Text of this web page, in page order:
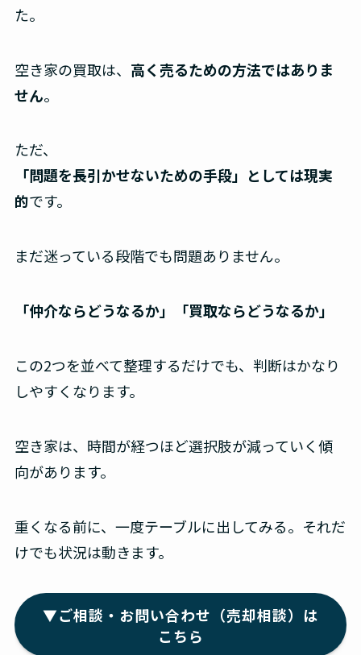
た。
空き家の買取は、 高く売るための方法ではありま
せん。
ただ、
「問題を長引かせないための手段」としては現実
的です。
まだ迷っている段階でも問題ありません。
「仲介ならどうなるか」「買取ならどうなるか」
この2つを並べて整理するだけでも、判断はかなり
しやすくなります。
空き家は、時間が経つほど選択肢が減っていく傾
向があります。
重くなる前に、一度テーブルに出してみる。それだ
けでも状況は動きます。
▼ご相談・お問い合わせ（売却相談）は
こちら